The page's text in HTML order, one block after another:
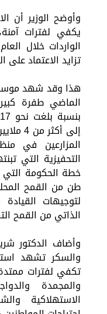
وأوضح الوزير أن
يكفي لفترات
الواردات خلال
تزايد الاعتماد على
هذا وقد شهد
الماضي طفرة
إلى
المزارعين في
التحفيزية التي
طن من القمح
لتوجيهات
الذاتي من القمح
وأضاف الدكتور
والسكر تشهد
تكفي لفترات
والمجمدة
الاستهلاكية